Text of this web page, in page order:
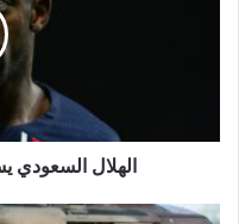
الهلال